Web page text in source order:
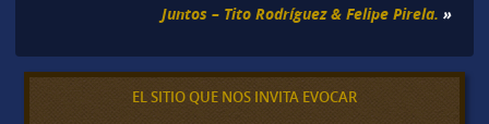
Juntos – Tito Rodríguez & Felipe Pirela. »
EL SITIO QUE NOS INVITA EVOCAR